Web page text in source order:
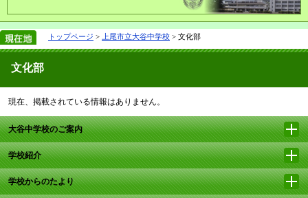
トップページ > 上尾市立大谷中学校 > 文化部
文化部
現在、掲載されている情報はありません。
大谷中学校のご案内
学校紹介
学校からのたより